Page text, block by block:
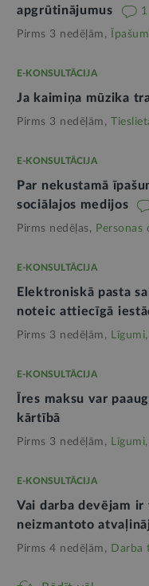
apgrūtinājumus
1
Pirms 3 nedēļām,
E-KONSULTĀCIJA
Ja kaimiņa mūzika
Pirms 3 nedēļām,
E-KONSULTĀCIJA
Par nekustamā
sociālajos medijos
Pirms nedēļas, Personas
E-KONSULTĀCIJA
Elektroniskā pasta
noteic attiecīgā
Pirms 3 nedēļām,
E-KONSULTĀCIJA
Īres maksu var
kārtībā
Pirms 3 nedēļām,
E-KONSULTĀCIJA
Vai darba devējam
neizmantoto
Pirms 4 nedēļām, Darba